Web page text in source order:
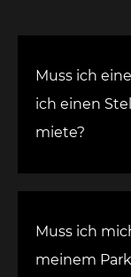
Muss ich
ich einen
miete?
Muss ich
meinem